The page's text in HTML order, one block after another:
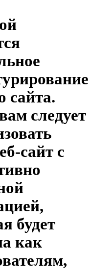
сайта.
следует
сайт с
будет
как